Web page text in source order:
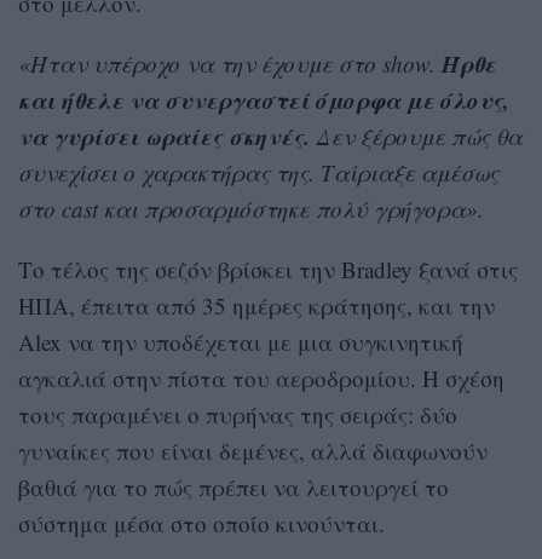
«Ήταν υπέροχο να την έχουμε στο show. Ήρθε
και ήθελε να συνεργαστεί όμορφα με όλους,
να γυρίσει ωραίες σκηνές. Δεν ξέρουμε πώς θα
συνεχίσει ο χαρακτήρας της. Ταίριαξε αμέσως
στο cast και προσαρμόστηκε πολύ γρήγορα».
Το τέλος της σεζόν βρίσκει την Bradley ξανά στις
ΗΠΑ, έπειτα από 35 ημέρες κράτησης, και την
Alex να την υποδέχεται με μια συγκινητική
αγκαλιά στην πίστα του αεροδρομίου. Η σχέση
τους παραμένει ο πυρήνας της σειράς: δύο
γυναίκες που είναι δεμένες, αλλά διαφωνούν
βαθιά για το πώς πρέπει να λειτουργεί το
σύστημα μέσα στο οποίο κινούνται.